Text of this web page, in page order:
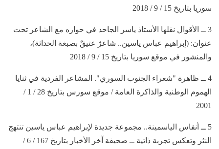
سوريا بتاريخ 15 / 9 / 2018
3 ــ الأقوال نقلها الأستاذ ياسر الجاحد في حواره مع الشاعر تحت
عنوان: (إبراهيم عباس ياسين.. شاعرٌ عتيقٌ بصبغة الحداثة)،
والمنشور في موقع سوريا بتاريخ 15 / 9 / 2018
4 ــ ظاهرة "شعراء الجنوب السوري". المشاعر الفردية في ثنايا
الهموم الوطنية والذاكرة العامة / موقع سورس بتاريخ 28 / 1 /
2001
5 ــ أنفاس الياسمينة.. مجموعة جديدة لإبراهيم عباس ياسين تنتهج
النثر وتعكس تجربة ذاتية ــ صحيفة آخر الأخبار بتاريخ 167 / 6 /